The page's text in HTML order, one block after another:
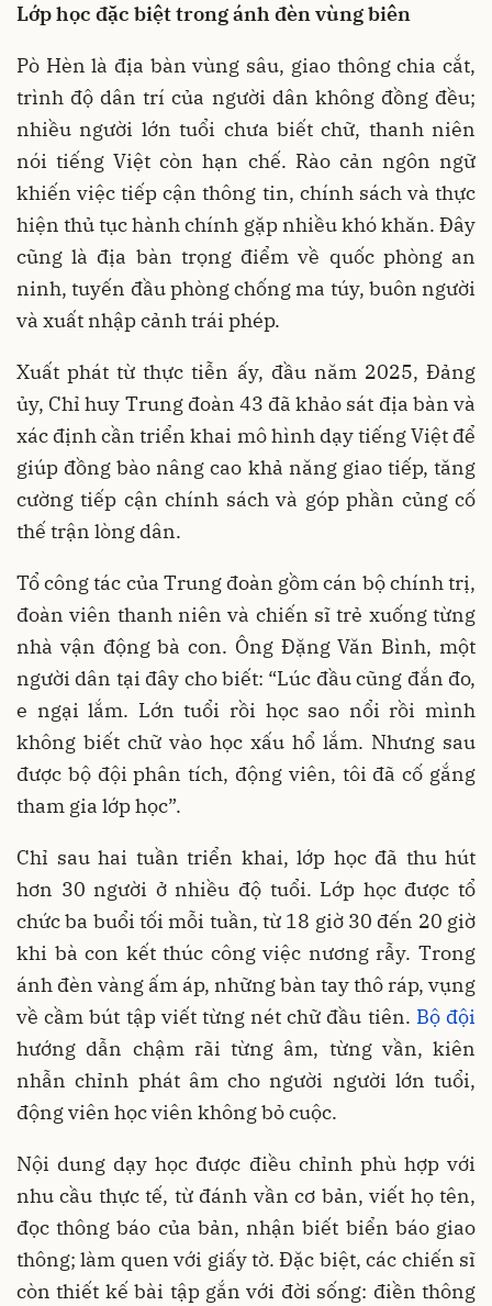
Lớp học đặc biệt trong ánh đèn vùng biên
Pò Hèn là địa bàn vùng sâu, giao thông chia cắt,
trình độ dân trí của người dân không đồng đều;
nhiều người lớn tuổi chưa biết chữ, thanh niên
nói tiếng Việt còn hạn chế. Rào cản ngôn ngữ
khiến việc tiếp cận thông tin, chính sách và thực
hiện thủ tục hành chính gặp nhiều khó khăn. Đây
cũng là địa bàn trọng điểm về quốc phòng an
ninh, tuyến đầu phòng chống ma túy, buôn người
và xuất nhập cảnh trái phép.
Xuất phát từ thực tiễn ấy, đầu năm 2025, Đảng
ủy, Chỉ huy Trung đoàn 43 đã khảo sát địa bàn và
xác định cần triển khai mô hình dạy tiếng Việt để
giúp đồng bào nâng cao khả năng giao tiếp, tăng
cường tiếp cận chính sách và góp phần củng cố
thế trận lòng dân.
Tổ công tác của Trung đoàn gồm cán bộ chính trị,
đoàn viên thanh niên và chiến sĩ trẻ xuống từng
nhà vận động bà con. Ông Đặng Văn Bình, một
người dân tại đây cho biết: “Lúc đầu cũng đắn đo,
e ngại lắm. Lớn tuổi rồi học sao nổi rồi mình
không biết chữ vào học xấu hổ lắm. Nhưng sau
được bộ đội phân tích, động viên, tôi đã cố gắng
tham gia lớp học”.
Chỉ sau hai tuần triển khai, lớp học đã thu hút
hơn 30 người ở nhiều độ tuổi. Lớp học được tổ
chức ba buổi tối mỗi tuần, từ 18 giờ 30 đến 20 giờ
khi bà con kết thúc công việc nương rẫy. Trong
ánh đèn vàng ấm áp, những bàn tay thô ráp, vụng
về cầm bút tập viết từng nét chữ đầu tiên. Bộ đội
hướng dẫn chậm rãi từng âm, từng vần, kiên
nhẫn chỉnh phát âm cho người người lớn tuổi,
động viên học viên không bỏ cuộc.
Nội dung dạy học được điều chỉnh phù hợp với
nhu cầu thực tế, từ đánh vần cơ bản, viết họ tên,
đọc thông báo của bản, nhận biết biển báo giao
thông; làm quen với giấy tờ. Đặc biệt, các chiến sĩ
còn thiết kế bài tập gắn với đời sống: điền thông